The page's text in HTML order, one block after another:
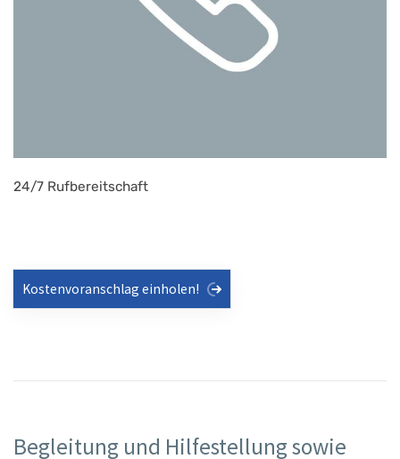
24/7 Rufbereitschaft
Kostenvoranschlag einholen!
Begleitung und Hilfestellung sowie